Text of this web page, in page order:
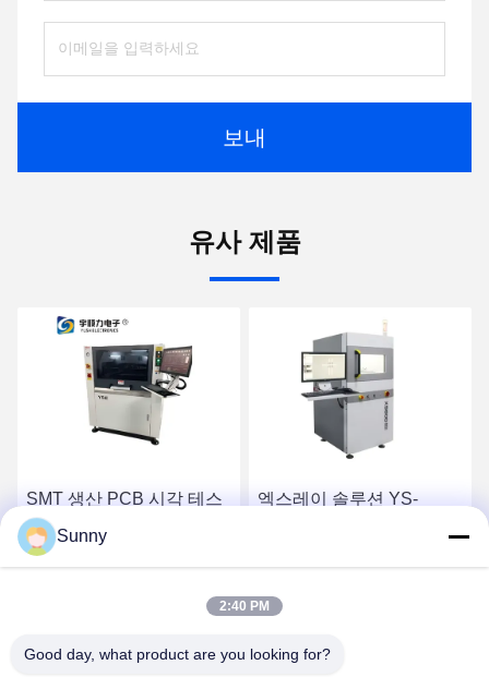
보내
유사 제품
SMT 생산 PCB 시각 테스
트 라인 온라인 Aoi 검사 기
계
엑스레이 솔루션 YS-
Sunny
2:40 PM
Good day, what product are you looking for?